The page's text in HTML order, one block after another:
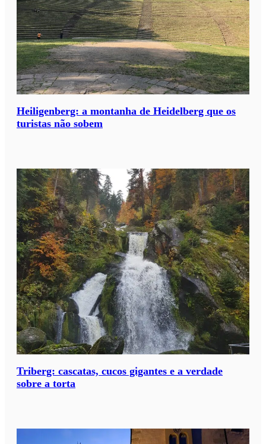
Heiligenberg: a montanha de Heidelberg que os
turistas não sobem
Triberg: cascatas, cucos gigantes e a verdade
sobre a torta